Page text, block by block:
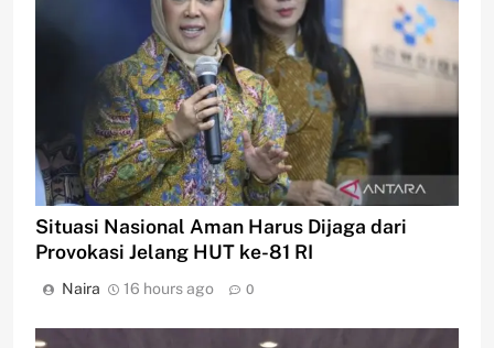
Situasi Nasional Aman Harus Dijaga dari
Provokasi Jelang HUT ke-81 RI
Naira 16 hours ago 0